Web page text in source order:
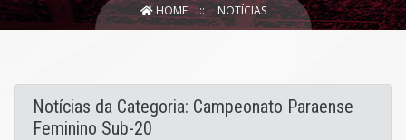
HOME NOTÍCIAS
Notícias da Categoria: Campeonato Paraense
Feminino Sub-20